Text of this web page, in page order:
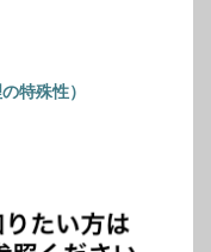
特殊性）